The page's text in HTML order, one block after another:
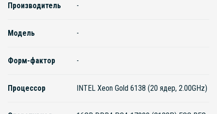
Производитель -
Модель -
Форм-фактор -
Процессор INTEL Xeon Gold 6138 (20 ядер, 2.00GHz)